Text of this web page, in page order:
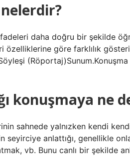
daha doğru bir şekilde
özelliklerine göre farklılık
konuşmaya ne
sahnede yalnızken kendi
seyirciye anlattığı, genellikle
vb. Bunu canlı bir şekilde